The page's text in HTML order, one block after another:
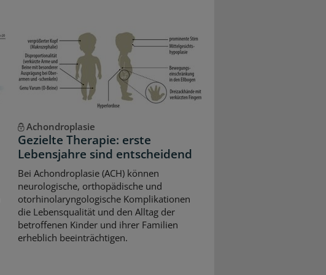
Achondroplasie
Gezielte Therapie: erste
Lebensjahre sind entscheidend
Bei Achondroplasie (ACH) können
neurologische, orthopädische und
otorhinolaryngologische Komplikationen
die Lebensqualität und den Alltag der
betroffenen Kinder und ihrer Familien
erheblich beeinträchtigen.